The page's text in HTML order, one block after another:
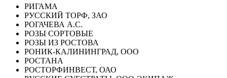
РИГАМА
РУССКИЙ ТОРФ, ЗАО
РОГАЧЕВА А.С.
РОЗЫ СОРТОВЫЕ
РОЗЫ ИЗ РОСТОВА
РОНИК-КАЛИНИНГРАД, ООО
РОСТАНА
РОСТОРФИНВЕСТ, ОАО